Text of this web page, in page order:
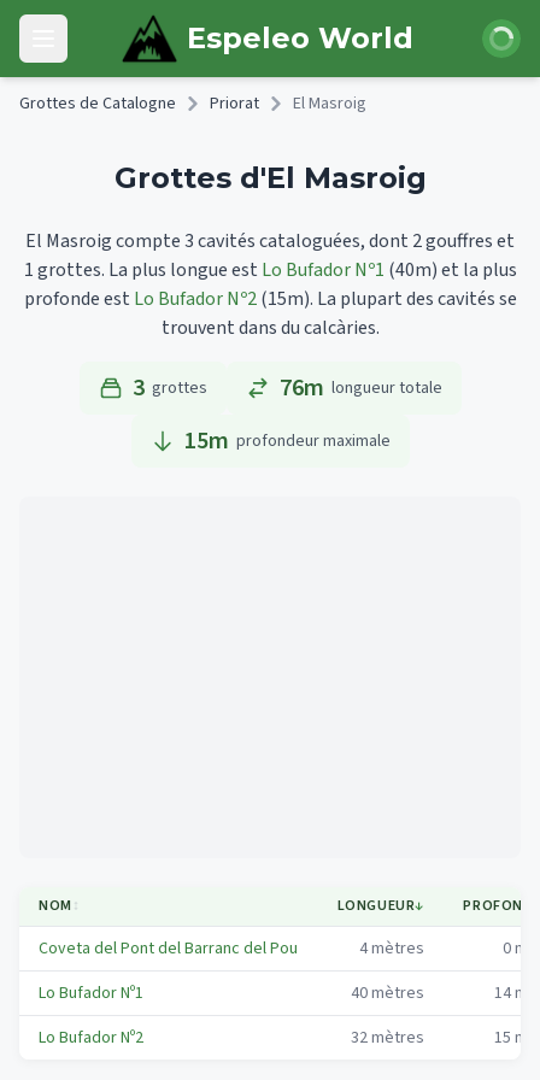
Skip to main content
Open main menu Espeleo World
Grottes de Catalogne Priorat El Masroig
Grottes d'El Masroig
El Masroig compte 3 cavités cataloguées, dont 2 gouffres et
1 grottes. La plus longue est Lo Bufador Nº1 (40m)et la plus
profonde est Lo Bufador Nº2(15m). La plupart des cavités se
trouvent dans du calcàries.
3 grottes 76m longueur totale
15m profondeur maximale
NOM ↕ LONGUEUR↓
Coveta del Pont del Barranc del Pou 4mètres 0
Lo Bufador Nº1
40mètres 14
Lo Bufador Nº2
32mètres 15